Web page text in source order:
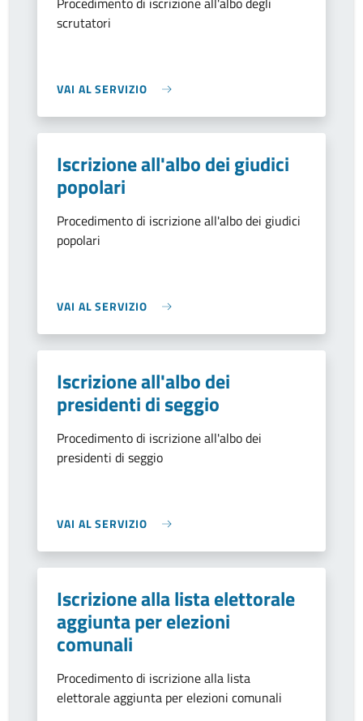
scrutatori
VAI AL SERVIZIO
Iscrizione all'albo dei giudici
popolari
Procedimento di iscrizione all'albo dei giudici
popolari
VAI AL SERVIZIO
Iscrizione all'albo dei
presidenti di seggio
Procedimento di iscrizione all'albo dei
presidenti di seggio
VAI AL SERVIZIO
Iscrizione alla lista elettorale
aggiunta per elezioni
comunali
Procedimento di iscrizione alla lista
elettorale aggiunta per elezioni comunali